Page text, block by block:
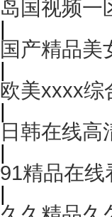
岛国视频一
|
国产精品美
|
欧美xxxx综
|
日韩在线高
|
91精品在线
|